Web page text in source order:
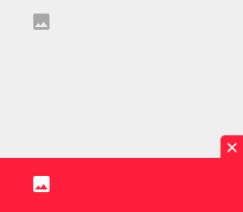
estaría a la espera de
×